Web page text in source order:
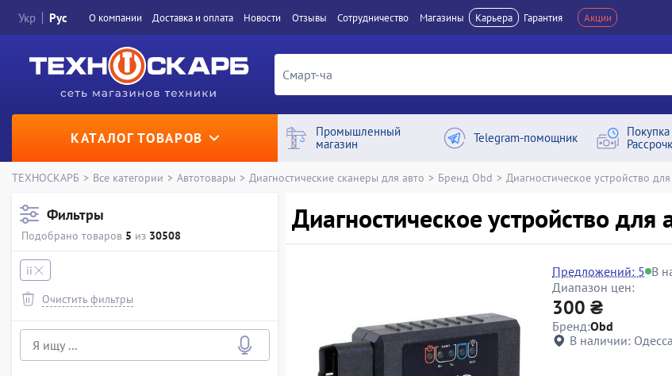
Укр Рус О компании Доставка и оплата Новости Отзывы Сотрудничество Магазины Карьера Гарантия Акции
КАТАЛОГ ТОВАРОВ
Промышленный
магазин
Telegram-помощник
ТЕХНОСКАРБ > Все категории > Автотовары > Диагностические сканеры для авто > Бренд Obd > Диагностическое устройство
Фильтры
Подобрано товаров 5 из 30508
ii
Очистить фильтры
Диагностическое устройство
Предложений: 5 В
Диапазон цен:
300 ₴
Бренд:Obd
В наличии: